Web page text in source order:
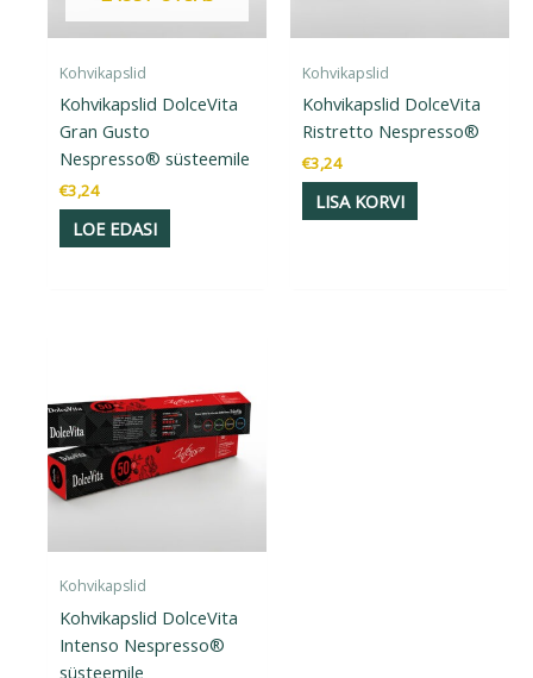
Kohvikapslid
Kohvikapslid DolceVita
Gran Gusto
Nespresso® süsteemile
€3,24
LOE EDASI
Kohvikapslid
Kohvikapslid DolceVita
Ristretto Nespresso®
€3,24
LISA KORVI
Kohvikapslid
Kohvikapslid DolceVita
Intenso Nespresso®
süsteemile